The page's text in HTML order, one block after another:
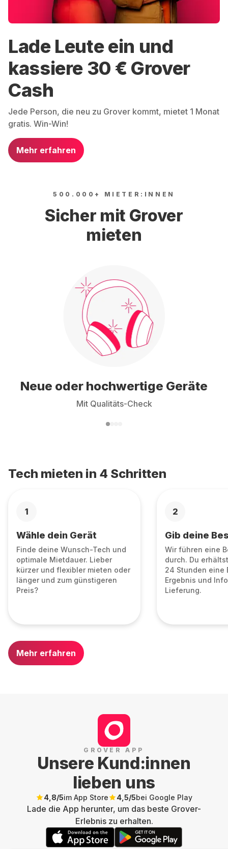
Lade Leute ein und
kassiere 30 € Grover
Cash
Jede Person, die neu zu Grover kommt, mietet 1 Monat
gratis. Win-Win!
Mehr erfahren
500.000+ MIETER:INNEN
Sicher mit Grover
mieten
Neue oder hochwertige Geräte
Mit Qualitäts-Check
Tech mieten in 4 Schritten
1
Wähle dein Gerät
Finde deine Wunsch-Tech und
optimale Mietdauer. Lieber
kürzer und flexibler mieten oder
länger und zum günstigeren
Preis?
2
Gib deine
Wir führen eine
durch. Du
24 Stunden eine
Ergebnis und
Lieferung.
Mehr erfahren
GROVER APP
Unsere Kund:innen
lieben uns
4,8/5im App Store 4,5/5bei Google Play
Lade die App herunter, um das beste Grover-
Erlebnis zu erhalten.